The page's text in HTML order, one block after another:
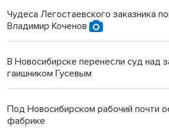
Чудеса Легостаевского заказника
Владимир Коченов
В Новосибирске перенесли суд над
гаишником Гусевым
Под Новосибирском рабочий почти
фабрике